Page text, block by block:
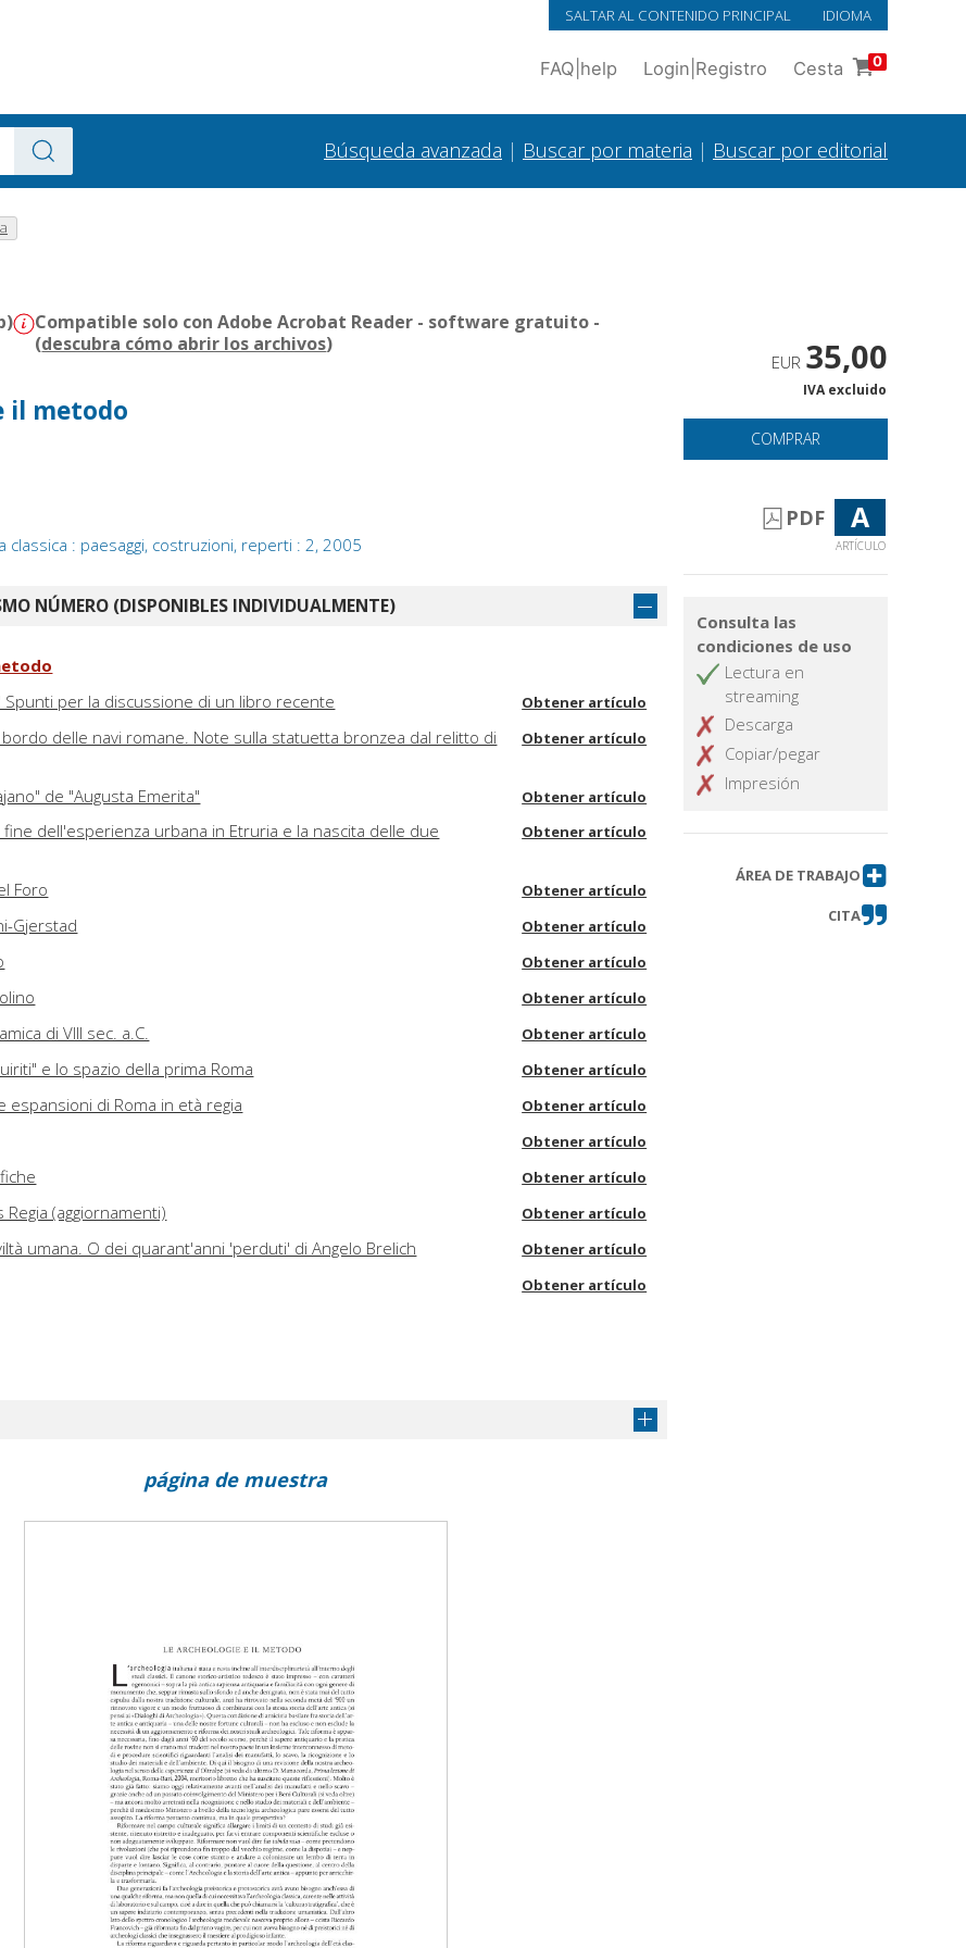
SALTAR AL CONTENIDO PRINCIPAL IDIOMA
FAQ help Login Registro Cesta 0
Búsqueda avanzada | Buscar por materia | Buscar por editorial
Compatible solo con Adobe Acrobat Reader - software gratuito -
(descubra cómo abrir los archivos)
il metodo
classica : paesaggi, costruzioni, reperti : 2, 2005
NÚMERO (DISPONIBLES INDIVIDUALMENTE)
Spunti per la discussione di un libro recente
Obtener artículo
delle navi romane. Note sulla statuetta bronzea dal relitto di
Obtener artículo
de "Augusta Emerita" Obtener artículo
fine dell'esperienza urbana in Etruria e la nascita delle due
Obtener artículo
Foro Obtener artículo
Gjerstad Obtener artículo
Obtener artículo
Obtener artículo
di VIII sec. a.C. Obtener artículo
e lo spazio della prima Roma Obtener artículo
espansioni di Roma in età regia Obtener artículo
Obtener artículo
Obtener artículo
(aggiornamenti) Obtener artículo
umana. O dei quarant'anni 'perduti' di Angelo Brelich Obtener artículo
Obtener artículo
EUR 35,00
IVA excluido
COMPRAR
PDF A
ARTÍCULO
Consulta las
condiciones de uso
Lectura en
streaming
Descarga
Copiar/pegar
Impresión
ÁREA DE TRABAJO
CITA
página de muestra